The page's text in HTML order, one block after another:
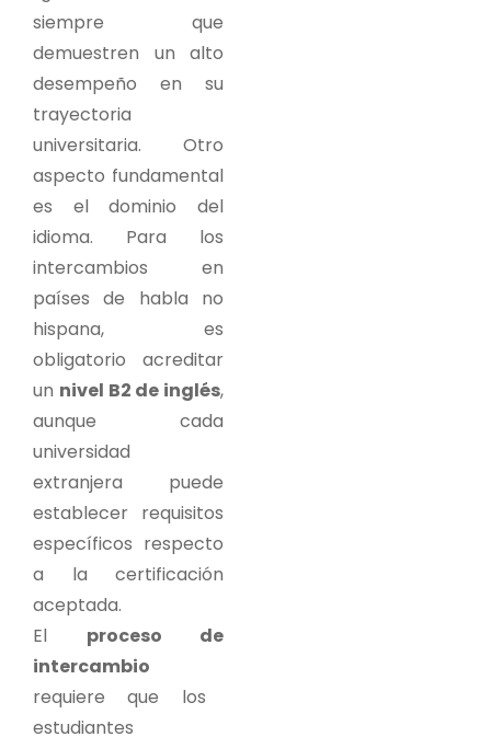
siempre que
demuestren un alto
desempeño en su
trayectoria
universitaria. Otro
aspecto fundamental
es el dominio del
idioma. Para los
intercambios en
países de habla no
hispana, es
obligatorio acreditar
un nivel B2 de inglés,
aunque cada
universidad
extranjera puede
establecer requisitos
específicos respecto
a la certificación
aceptada.
El proceso de
intercambio
requiere que los
estudiantes